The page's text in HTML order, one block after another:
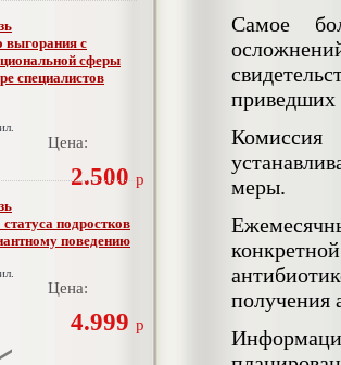
выгорания с
сферы
специалистов
Цена:
2.500 р
подростков
поведению
Цена:
4.999 р
Самое
меры.
получения